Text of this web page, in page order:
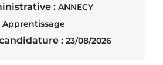
: ANNECY
Apprentissage
: 23/08/2026